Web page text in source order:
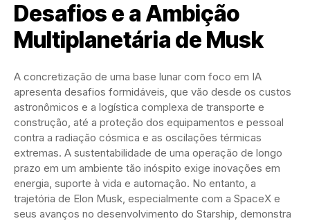
Desafios e a Ambição
Multiplanetária de Musk
A concretização de uma base lunar com foco em IA
apresenta desafios formidáveis, que vão desde os custos
astronômicos e a logística complexa de transporte e
construção, até a proteção dos equipamentos e pessoal
contra a radiação cósmica e as oscilações térmicas
extremas. A sustentabilidade de uma operação de longo
prazo em um ambiente tão inóspito exige inovações em
energia, suporte à vida e automação. No entanto, a
trajetória de Elon Musk, especialmente com a SpaceX e
seus avanços no desenvolvimento do Starship, demonstra